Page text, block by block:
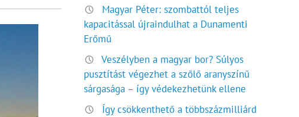
Magyar Péter: szombattól teljes
kapacitással újraindulhat a Dunamenti
Erőmű
Veszélyben a magyar bor? Súlyos
pusztítást végezhet a szőlő aranyszínű
sárgasága – így védekezhetünk ellene
Így csökkenthető a többszázmilliárd